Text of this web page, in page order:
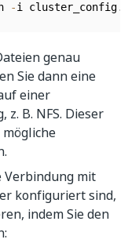
-i cluster_config.
genau
Sie dann eine
einer
B. NFS. Dieser
Verbindung mit
konfiguriert sind,
indem Sie den